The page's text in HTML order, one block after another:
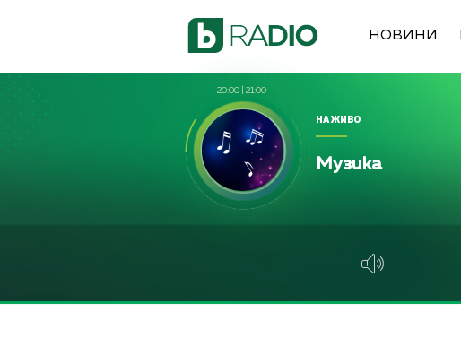
НОВИНИ
20:00 21:00
НА ЖИВО
Музика